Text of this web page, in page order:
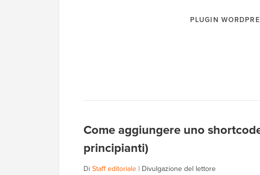
PLUGIN
Come aggiungere uno
principianti)
Di Staff editoriale | Divulgazione del lettore